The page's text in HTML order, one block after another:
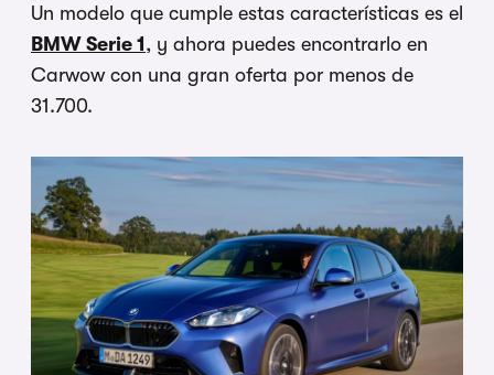
Un modelo que cumple estas características es el
BMW Serie 1, y ahora puedes encontrarlo en
Carwow con una gran oferta por menos de
31.700.